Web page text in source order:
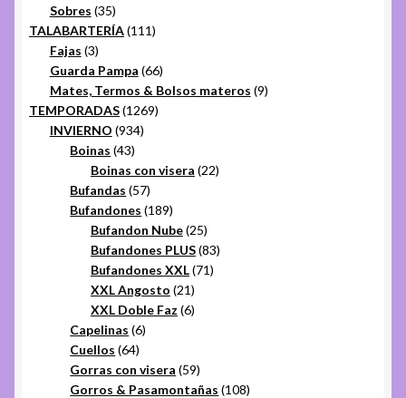
Sobres 3535
productos
TALABARTERÍA 111111
Fajas 33
productos
Guarda Pampa 6666
productos
Mates, Termos & Bolsos materos 99
TEMPORADAS 12691269
INVIERNO 934934
Boinas 4343
productos
Boinas con visera 2222
Bufandas 5757
productos
Bufandones 189189
productos
Bufandon Nube 2525
productos
Bufandones PLUS 8383
Bufandones XXL 7171
XXL Angosto 2121
productos
XXL Doble Faz 66
Capelinas 66
Cuellos 6464
productos
Gorras con visera 5959
productos
Gorros & Pasamontañas 108108